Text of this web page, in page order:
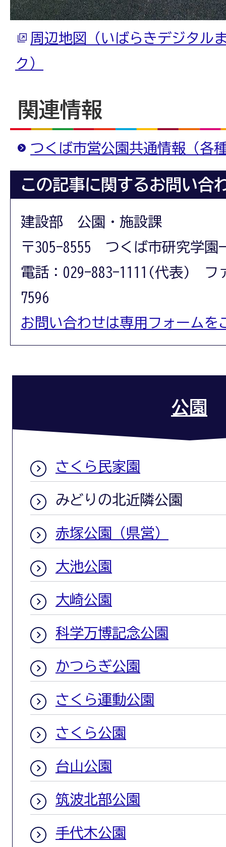
周辺地図（いばらきデジタル
ク）
関連情報
つくば市営公園共通情報（各
この記事に関するお問い合
建設部 公園・施設課
〒305-8555 つくば市研究学園
電話：029-883-1111(代表) フ
7596
お問い合わせは専用フォームを
公園
さくら民家園
みどりの北近隣公園
赤塚公園（県営）
大池公園
大崎公園
科学万博記念公園
かつらぎ公園
さくら運動公園
さくら公園
台山公園
筑波北部公園
手代木公園